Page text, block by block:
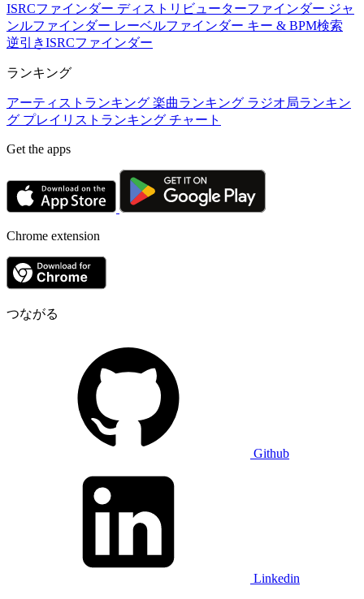
ISRCファインダー ディストリビューターファインダー ジャ
ンルファインダー レーベルファインダー キー & BPM検索
逆引きISRCファインダー
ランキング
アーティストランキング 楽曲ランキング ラジオ局ランキン
グ プレイリストランキング チャート
Get the apps
Chrome extension
つながる
Github
Linkedin